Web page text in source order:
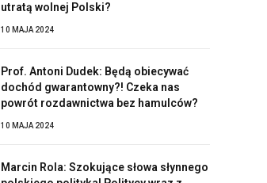
utratą wolnej Polski?
10 MAJA 2024
Prof. Antoni Dudek: Będą obiecywać
dochód gwarantowny?! Czeka nas
powrót rozdawnictwa bez hamulców?
10 MAJA 2024
Marcin Rola: Szokujące słowa słynnego